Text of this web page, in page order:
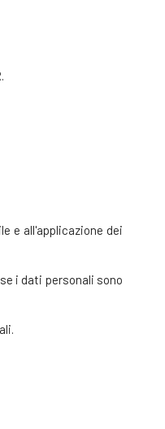
e all'applicazione dei
i dati personali sono